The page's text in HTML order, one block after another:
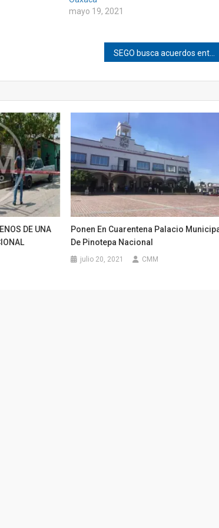
mayo 19, 2021
DE UNA
Ponen En Cuarentena Palacio
De Pinotepa Nacional
julio 20, 2021 CMM